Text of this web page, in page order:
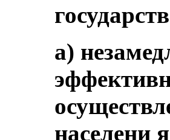
a)
населени